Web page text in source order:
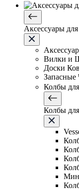
Аксессуары для
Вилки и
Доски
Запасные
Колбы
Колбы